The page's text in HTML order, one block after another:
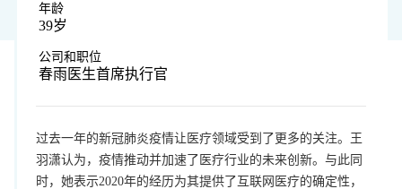
年龄
39岁
公司和职位
春雨医生首席执行官
过去一年的新冠肺炎疫情让医疗领域受到了更多的关注。王
羽潇认为，疫情推动并加速了医疗行业的未来创新。与此同
时，她表示2020年的经历为其提供了互联网医疗的确定性，